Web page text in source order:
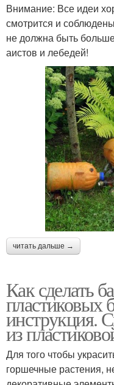
Внимание: Все идеи
смотрится и
не должна быть
аистов и лебедей!
читать дальше →
Как сделать
пластиковых
инструкция.
из
Для того чтобы
горшечные растения,